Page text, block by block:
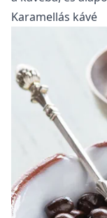
Karamellás kávé